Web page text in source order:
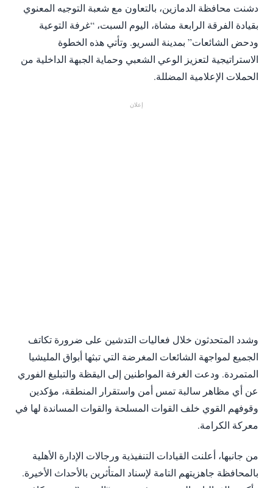
دشنت محافظة الدمازين، بالتعاون مع شعبة التوجيه المعنوي
بقيادة الفرقة الرابعة مشاة، اليوم السبت، “غرفة التوعية
ودحض الشائعات” بمدينة السريو. وتأتي هذه الخطوة
الاستراتيجية لتعزيز الوعي الشعبي وحماية الجبهة الداخلية من
الحملات الإعلامية المضللة.
إعلان
وشدد المتحدثون خلال فعاليات التدشين على ضرورة تكاتف
الجميع لمواجهة الشائعات المغرضة التي تبثها أبواق المليشيا
المتمردة. ودعت الغرفة المواطنين إلى اليقظة والتبليغ الفوري
عن أي مظاهر سالبة تمس أمن واستقرار المنطقة، مؤكدين
وقوفهم القوي خلف القوات المسلحة والقوات المساندة لها في
معركة الكرامة.
من جانبها، أعلنت القيادات التنفيذية ورجالات الإدارة الأهلية
بالمحافظة جاهزيتهم التامة لإسناد المتأثرين بالأحداث الأخيرة.